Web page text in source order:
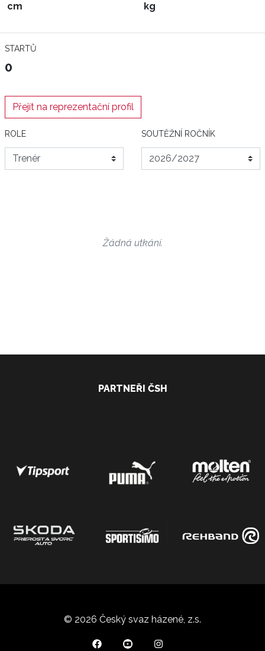
cm kg
STARTŮ
0
Přejít na reprezentační profil
ROLE SOUTĚŽNÍ ROČNÍK
Žádná utkání.
PARTNEŘI ČSH
© 2026 Český svaz házené, z.s.